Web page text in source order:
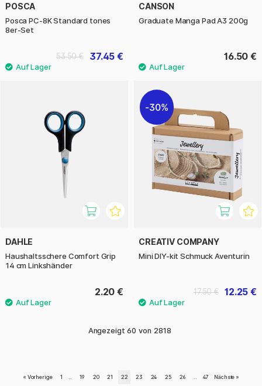
POSCA
Posca PC-8K Standard tones
8er-Set
37.45 €
53.50 €
CANSON
Graduate Manga Pad A3 200g
16.50 €
DAHLE
Haushaltsschere Comfort Grip
14 cm Linkshänder
2.20 €
30%
CREATIV COMPANY
Mini DIY-kit Schmuck Aventurin
12.25 €
17.50 €
Angezeigt 60 von 2818
« Vorherige 1 19 20 21 22 23 24 25 26 47 Nächste »